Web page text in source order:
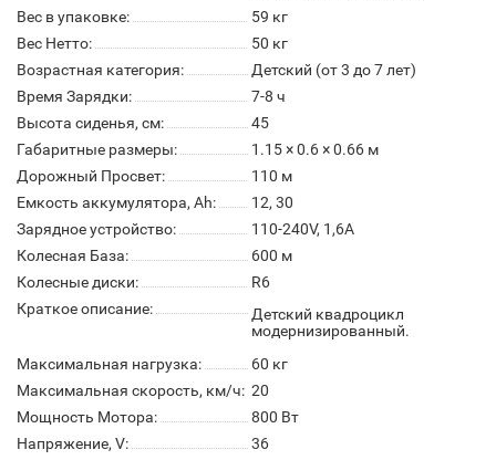
Вес в упаковке:
59 кг
Вес Нетто:
50 кг
Возрастная категория:
Детский (от 3 до 7 лет)
Время Зарядки:
7-8 ч
Высота сиденья, см:
45
Габаритные размеры:
1.15 × 0.6 × 0.66 м
Дорожный Просвет:
110 м
Емкость аккумулятора, Ah:
12, 30
Зарядное устройство:
110-240V, 1,6A
Колесная База:
600 м
Колесные диски:
R6
Краткое описание:
Детский квадроцикл
модернизированный.
Максимальная нагрузка:
60 кг
Максимальная скорость, км/ч: 20
Мощность Мотора:
800 Вт
Напряжение, V:
36